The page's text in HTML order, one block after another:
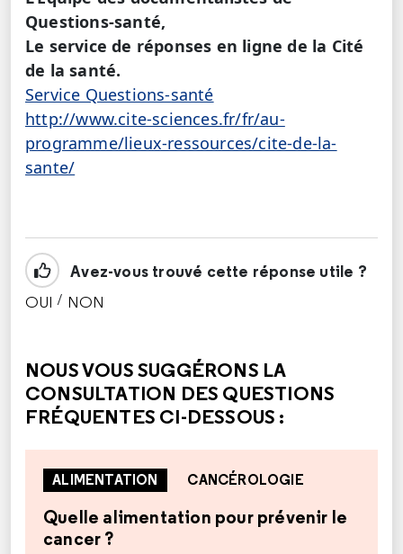
Questions-santé,
Le service de réponses en ligne de la Cité
de la santé.
Service Questions-santé
http://www.cite-sciences.fr/fr/au-
programme/lieux-ressources/cite-de-la-
sante/
Avez-vous trouvé cette réponse utile ?
OUI / NON
NOUS VOUS SUGGÉRONS LA
CONSULTATION DES QUESTIONS
FRÉQUENTES CI-DESSOUS :
ALIMENTATION CANCÉROLOGIE
Quelle alimentation pour prévenir le
cancer ?